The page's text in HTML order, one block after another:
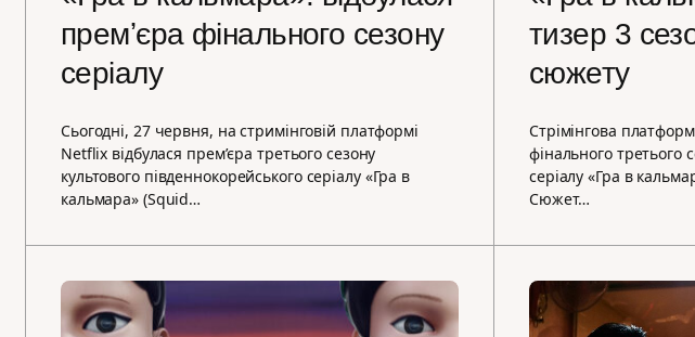
премʼєра фінального сезону
серіалу
Сьогодні, 27 червня, на стримінговій платформі
Netflix відбулася премʼєра третього сезону
культового південнокорейського серіалу «Гра в
кальмара» (Squid…
тизер 3
сюжету
Стрімінгова
фінального третього
серіалу «Гра в
Сюжет…